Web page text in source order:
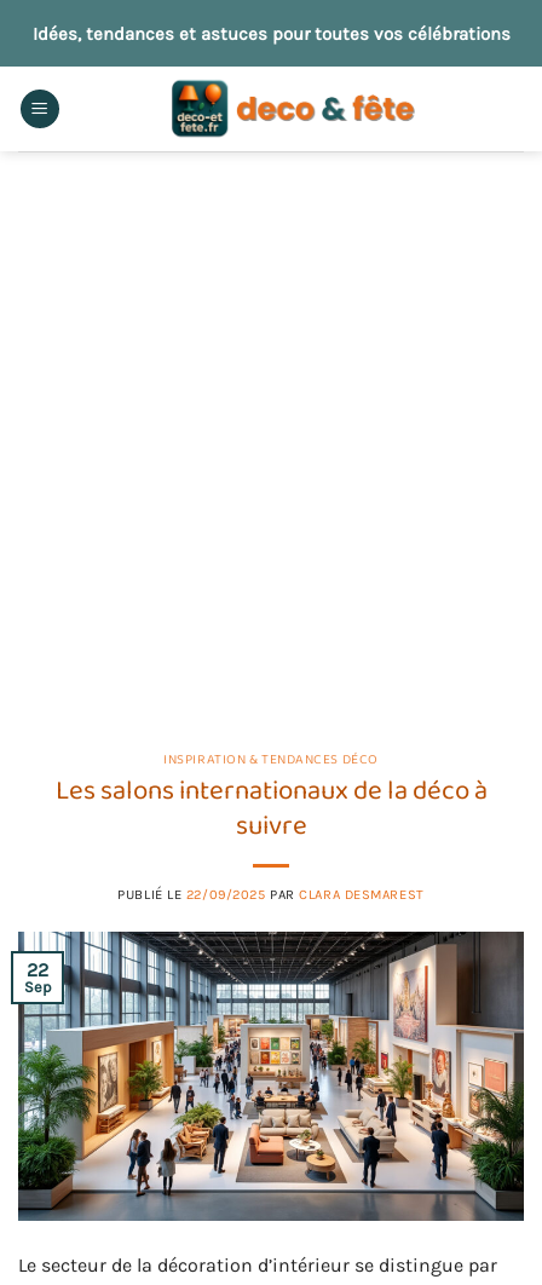
contenu
Idées, tendances et astuces pour toutes vos célébrations
INSPIRATION & TENDANCES DÉCO
Les salons internationaux de la déco à
suivre
PUBLIÉ LE 22/09/2025 PARCLARA DESMAREST
22
Sep
Le secteur de la décoration d’intérieur se distingue par